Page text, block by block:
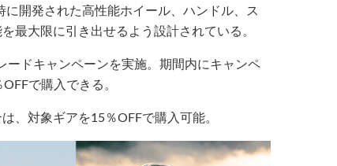
開発された高性能ホイール、ハンドル、ス
最大限に引き出せるよう設計されている。
ードキャンペーンを実施。期間内にキャンペ
で購入できる。
、対象ギアを15％OFFで購入可能。